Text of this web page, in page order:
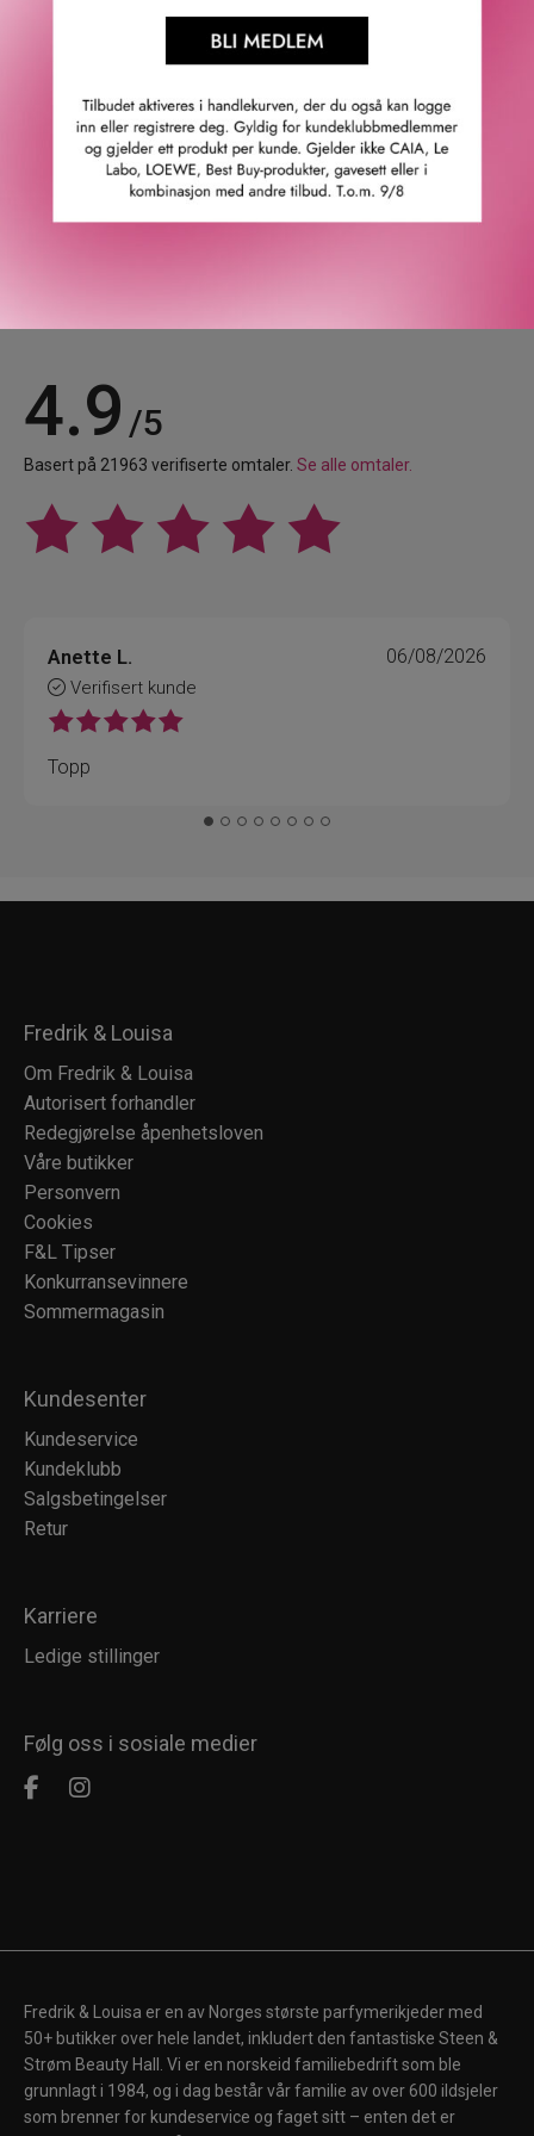
Toppnoter: Rosa pepper, fiol og.
Hjertenoter: Lavendel, toffee karamell og kanel.
Bunnoter: Amber og vanilje.
GTIN: 3614272225695
Leverandørs artikkelnummer: l8717301
4.9 /5
Basert på 21963 verifiserte omtaler. Se alle omtaler.
Anette L.
Verifisert kunde
06/08/2026
Topp
Fredrik & Louisa
Om Fredrik & Louisa
Autorisert forhandler
Redegjørelse åpenhetsloven
Våre butikker
Personvern
Cookies
F&L Tipser
Konkurransevinnere
Sommermagasin
Kundesenter
Kundeservice
Kundeklubb
Salgsbetingelser
Retur
Karriere
Ledige stillinger
Følg oss i sosiale medier
Fredrik & Louisa er en av Norges største parfymerikjeder med
50+ butikker over hele landet, inkludert den fantastiske Steen &
Strøm Beauty Hall. Vi er en norskeid familiebedrift som ble
grunnlagt i 1984, og i dag består vår familie av over 600 ildsjeler
som brenner for kundeservice og faget sitt – enten det er